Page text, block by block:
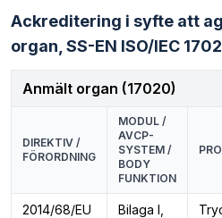
Ackreditering i syfte att
organ, SS-EN ISO/IEC
Anmält organ (17020)
DIREKTIV /
FÖRORDNING
MODUL /
AVCP-
SYSTEM /
BODY
FUNKTION
2014/68/EU
Bilaga I,